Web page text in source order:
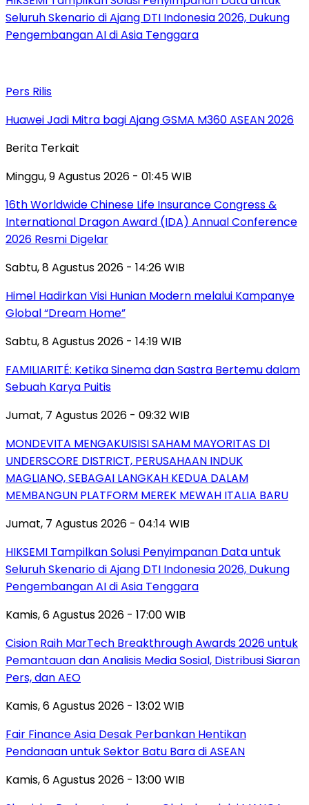
Seluruh Skenario di Ajang DTI Indonesia 2026, Dukung
Pengembangan AI di Asia Tenggara
Pers Rilis
Huawei Jadi Mitra bagi Ajang GSMA M360 ASEAN 2026
Berita Terkait
Minggu, 9 Agustus 2026 - 01:45 WIB
16th Worldwide Chinese Life Insurance Congress &
International Dragon Award (IDA) Annual Conference
2026 Resmi Digelar
Sabtu, 8 Agustus 2026 - 14:26 WIB
Himel Hadirkan Visi Hunian Modern melalui Kampanye
Global “Dream Home”
Sabtu, 8 Agustus 2026 - 14:19 WIB
FAMILIARITÉ: Ketika Sinema dan Sastra Bertemu dalam
Sebuah Karya Puitis
Jumat, 7 Agustus 2026 - 09:32 WIB
MONDEVITA MENGAKUISISI SAHAM MAYORITAS DI
UNDERSCORE DISTRICT, PERUSAHAAN INDUK
MAGLIANO, SEBAGAI LANGKAH KEDUA DALAM
MEMBANGUN PLATFORM MEREK MEWAH ITALIA BARU
Jumat, 7 Agustus 2026 - 04:14 WIB
HIKSEMI Tampilkan Solusi Penyimpanan Data untuk
Seluruh Skenario di Ajang DTI Indonesia 2026, Dukung
Pengembangan AI di Asia Tenggara
Kamis, 6 Agustus 2026 - 17:00 WIB
Cision Raih MarTech Breakthrough Awards 2026 untuk
Pemantauan dan Analisis Media Sosial, Distribusi Siaran
Pers, dan AEO
Kamis, 6 Agustus 2026 - 13:02 WIB
Fair Finance Asia Desak Perbankan Hentikan
Pendanaan untuk Sektor Batu Bara di ASEAN
Kamis, 6 Agustus 2026 - 13:00 WIB